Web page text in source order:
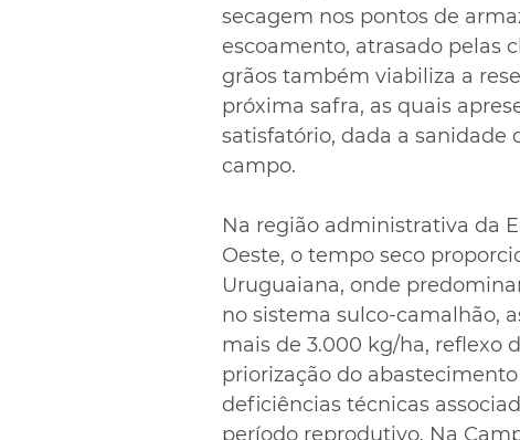
secagem nos pontos de
escoamento, atrasado pelas
grãos também viabiliza a
próxima safra, as quais
satisfatório, dada a sanidade
campo.
Na região administrativa da
Oeste, o tempo seco
Uruguaiana, onde
no sistema sulco-camalhão,
mais de 3.000 kg/ha, reflexo
priorização do
deficiências técnicas
período reprodutivo. Na